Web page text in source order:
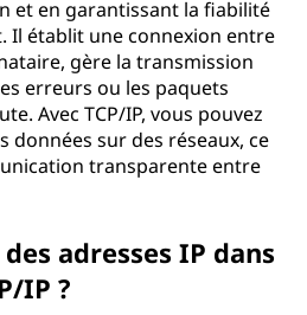
et en garantissant la fiabilité
Il établit une connexion entre
gère la transmission
erreurs ou les paquets
Avec TCP/IP, vous pouvez
données sur des réseaux, ce
transparente entre
adresses IP dans
IP ?